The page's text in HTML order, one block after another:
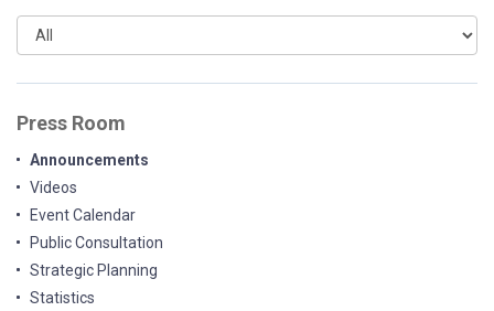
Press Room
Announcements
Videos
Event Calendar
Public Consultation
Strategic Planning
Statistics